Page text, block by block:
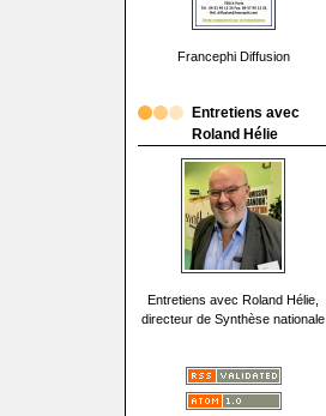
Francephi Diffusion
Entretiens avec
Roland Hélie
Entretiens avec Roland Hélie,
directeur de Synthèse nationale